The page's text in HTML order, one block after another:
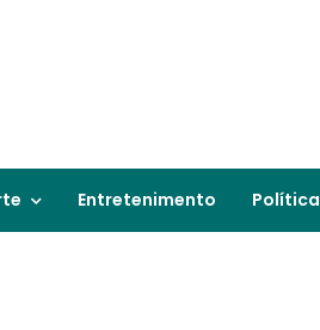
Entretenimento Política